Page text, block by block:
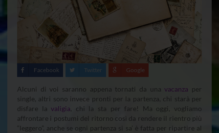
Facebook Twitter Google
Alcuni di voi saranno appena tornati da unavacanza per
single, altri sono invece pronti per la partenza, chi starà per
disfare lavaligia, chi la sta per fare! Ma oggi, vogliamo
affrontare i postumi del ritorno così da rendere il rientro più
“leggero”, anche se ogni partenza si sa’ è fatta per ripartire al